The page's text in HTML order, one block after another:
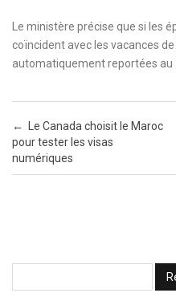
Le ministère précise que si les
coïncident avec les vacances de
automatiquement reportées au
Post navigation
←
Le Canada choisit le Maroc
pour tester les visas
numériques